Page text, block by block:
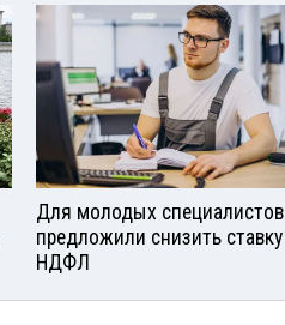
Для молодых специалистов
предложили снизить ставку
НДФЛ